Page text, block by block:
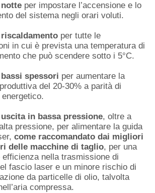
per impostare l’accensione e lo
del sistema negli orari voluti.
per tutte le
in cui è prevista una temperatura di
che può scendere sotto i 5°C.
spessori per aumentare la
del 20-30% a parità di
in bassa pressione, oltre a
pressione, per alimentare la guida
come raccomandato dai migliori
delle macchine di taglio, per una
efficienza nella trasmissione di
fascio laser e un minore rischio di
da particelle di olio, talvolta
compressa.